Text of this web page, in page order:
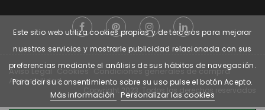
Este sitio web utiliza cookies propias y de terceros para mejorar
nuestros servicios y mostrarle publicidad relacionada con sus
preferencias mediante el análisis de sus hábitos de navegación.
Para dar su consentimiento sobre su uso pulse el botón Acepto.
Más información Personalizar las cookies
Aviso Legal Cookies Condiciones generales de compra
Accesibilidad
Copyright2023. Todos los derechos reservados